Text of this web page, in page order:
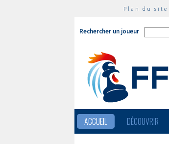
Plan du site
Rechercher un joueur
ACCUEIL DÉCOUVRIR